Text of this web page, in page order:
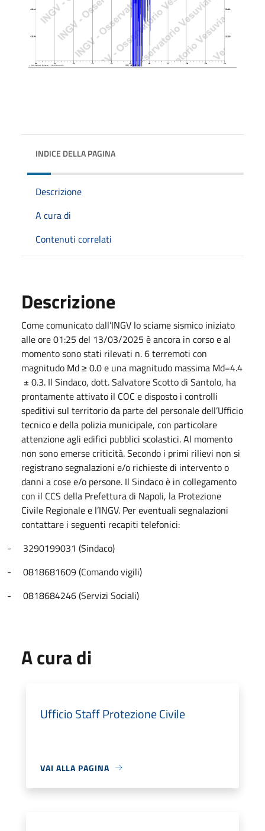
INDICE DELLA PAGINA
Descrizione
A cura di
Contenuti correlati
Descrizione
Come comunicato dall’INGV lo sciame sismico iniziato
alle ore 01:25 del 13/03/2025 è ancora in corso e al
momento sono stati rilevati n. 6 terremoti con
magnitudo Md ≥ 0.0 e una magnitudo massima Md=4.4
± 0.3. Il Sindaco, dott. Salvatore Scotto di Santolo, ha
prontamente attivato il COC edisposto i controlli
speditivi sul territorio da parte del personale dell’Ufficio
tecnico e della polizia municipale, con particolare
attenzione agli edifici pubblici scolastici. Al momento
non sono emerse criticità.Secondo i primi rilievi non si
registrano segnalazioni e/o richieste di intervento o
danni a cose e/o persone. Il Sindaco è in collegamento
con il CCS della Prefettura di Napoli, la Protezione
Civile Regionale e l’INGV. Per eventuali segnalazioni
contattare i seguenti recapiti telefonici:
-
3290199031 (Sindaco)
-
0818681609 (Comando vigili)
-
0818684246 (Servizi Sociali)
A cura di
Ufficio Staff Protezione Civile
VAI ALLA PAGINA